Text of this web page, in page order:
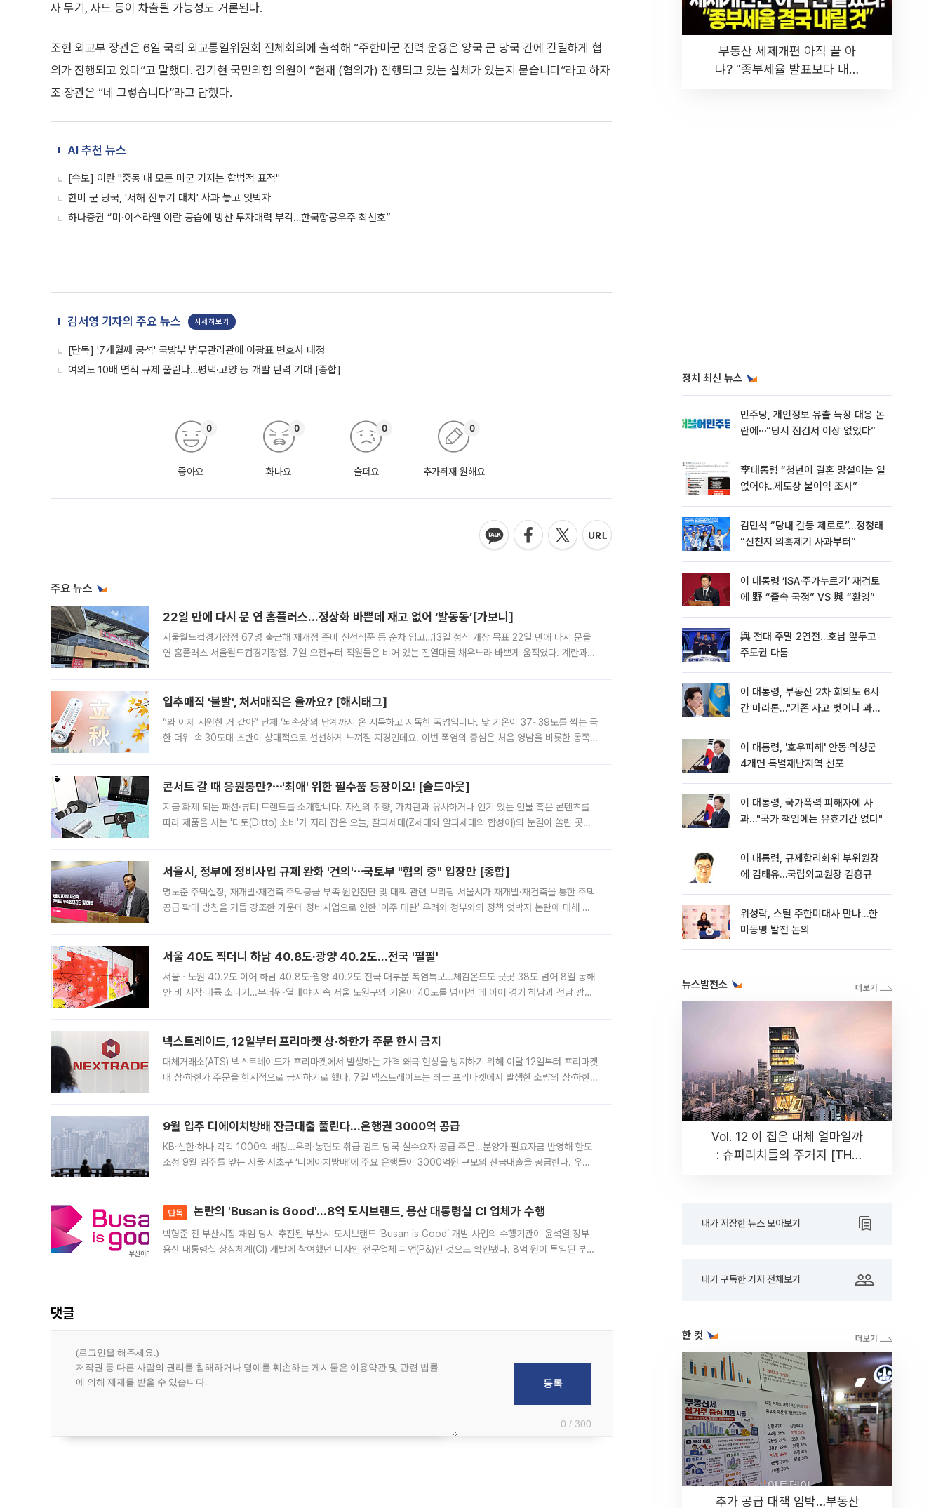
사 무기, 사드 등이 차출될 가능성도 거론된다.
조현 외교부 장관은 6일 국회 외교통일위원회 전체회의에 출석해 “주한미군 전력 운용은 양국 군 당국 간에 긴밀하게 협
의가 진행되고 있다”고 말했다. 김기현 국민의힘 의원이 “현재 (협의가) 진행되고 있는 실체가 있는지 묻습니다”라고 하자
조 장관은 “네 그렇습니다”라고 답했다.
AI 추천 뉴스
[속보] 이란 "중동 내 모든 미군 기지는 합법적 표적"
한미 군 당국, '서해 전투기 대치' 사과 놓고 엇박자
하나증권 “미·이스라엘 이란 공습에 방산 투자매력 부각…한국항공우주 최선호”
김서영 기자의 주요 뉴스 자세히보기
[단독] '7개월째 공석' 국방부 법무관리관에 이광표 변호사 내정
여의도 10배 면적 규제 풀린다…평택·고양 등 개발 탄력 기대 [종합]
좋아요
0
화나요
0
슬퍼요
0
추가취재 원해요
0
주요 뉴스
22일 만에 다시 문 연 홈플러스…정상화 바쁜데 재고 없어 ‘발동동’[가보니]
서울월드컵경기장점 67명 출근해 재개점 준비 신선식품 등 순차 입고…13일 정식 개장 목표 22일 만에 다시 문을
연 홈플러스 서울월드컵경기장점. 7일 오전부터 직원들은 비어 있는 진열대를 채우느라 바쁘게 움직였다. 계란과
입추매직 '불발', 처서매직은 올까요? [해시태그]
“와 이제 시원한 거 같아” 단체 ‘뇌손상’의 단계까지 온 지독하고 지독한 폭염입니다. 낮 기온이 37~39도를 찍는 극
한 더위 속 30도대 초반이 상대적으로 선선하게 느껴질 지경인데요. 이번 폭염의 중심은 처음 영남을 비롯한 동쪽
콘서트 갈 때 응원봉만?⋯'최애' 위한 필수품 등장이오! [솔드아웃]
지금 화제 되는 패션·뷰티 트렌드를 소개합니다. 자신의 취향, 가치관과 유사하거나 인기 있는 인물 혹은 콘텐츠를
따라 제품을 사는 '디토(Ditto) 소비'가 자리 잡은 오늘, 잘파세대(Z세대와 알파세대의 합성어)의 눈길이 쏠린 곳은
서울시, 정부에 정비사업 규제 완화 '건의'⋯국토부 "협의 중" 입장만 [종합]
명노준 주택실장, 재개발·재건축 주택공급 부족 원인진단 및 대책 관련 브리핑 서울시가 재개발·재건축을 통한 주택
공급 확대 방침을 거듭 강조한 가운데 정비사업으로 인한 '이주 대란' 우려와 정부와의 정책 엇박자 논란에 대해 정
서울 40도 찍더니 하남 40.8도·광양 40.2도…전국 '펄펄'
서울ㆍ노원 40.2도 이어 하남 40.8도·광양 40.2도 전국 대부분 폭염특보…체감온도도 곳곳 38도 넘어 8일 동해
안 비 시작·내륙 소나기…무더위·열대야 지속 서울 노원구의 기온이 40도를 넘어선 데 이어 경기 하남과 전남 광양
넥스트레이드, 12일부터 프리마켓 상·하한가 주문 한시 금지
대체거래소(ATS) 넥스트레이드가 프리마켓에서 발생하는 가격 왜곡 현상을 방지하기 위해 이달 12일부터 프리마켓
내 상·하한가 주문을 한시적으로 금지하기로 했다. 7일 넥스트레이드는 최근 프리마켓에서 발생한 소량의 상·하한
9월 입주 디에이치방배 잔금대출 풀린다…은행권 3000억 공급
KB·신한·하나 각각 1000억 배정…우리·농협도 취급 검토 당국 실수요자 공급 주문…분양가·필요자금 반영해 한도
조정 9월 입주를 앞둔 서울 서초구 ‘디에이치방배’에 주요 은행들이 3000억원 규모의 잔금대출을 공급한다. 우리
단독 논란의 'Busan is Good'…8억 도시브랜드, 용산 대통령실 CI 업체가 수행
박형준 전 부산시장 재임 당시 추진된 부산시 도시브랜드 ‘Busan is Good’ 개발 사업의 수행기관이 윤석열 정부
용산 대통령실 상징체계(CI) 개발에 참여했던 디자인 전문업체 피앤(P&)인 것으로 확인됐다. 8억 원이 투입된 부산
댓글
0 / 300
부동산 세제개편 아직 끝 아
냐? "종부세율 발표보다 내릴
정치 최신 뉴스
민주당, 개인정보 유출 늑장 대응 논
란에⋯“당시 점검서 이상 없었다”
李대통령 “청년이 결혼 망설이는 일
없어야...제도상 불이익 조사”
김민석 “당내 갈등 제로로”…정청래
“신천지 의혹제기 사과부터”
이 대통령 ‘ISA·주가누르기’ 재검토
에 野 “졸속 국정” VS 與 “환영”
與 전대 주말 2연전…호남 앞두고
주도권 다툼
이 대통령, 부동산 2차 회의도 6시
간 마라톤…"기존 사고 벗어나 과감
이 대통령, '호우피해' 안동·의성군
4개면 특별재난지역 선포
이 대통령, 국가폭력 피해자에 사
과…"국가 책임에는 유효기간 없다"
이 대통령, 규제합리화위 부위원장
에 김태유…국립외교원장 김흥규
위성락, 스틸 주한미대사 만나…한
미동맹 발전 논의
뉴스발전소
Vol. 12 이 집은 대체 얼마일까
: 슈퍼리치들의 주거지 [THE
내가 저장한 뉴스 모아보기
내가 구독한 기자 전체보기
한 컷
추가 공급 대책 임박…부동산